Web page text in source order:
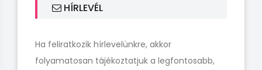
HÍRLEVÉL
Ha feliratkozik hírlevelünkre, akkor
folyamatosan tájékoztatjuk a legfontosabb,